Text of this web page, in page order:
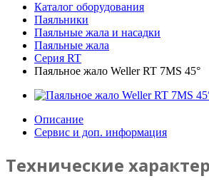
Каталог оборудования
Паяльники
Паяльные жала и насадки
Паяльные жала
Серия RT
Паяльное жало Weller RT 7MS 45°
Описание
Сервис и доп. информация
Технические